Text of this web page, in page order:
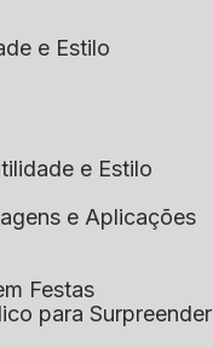
e Estilo
e Estilo
e Aplicações
Festas
para Surpreender